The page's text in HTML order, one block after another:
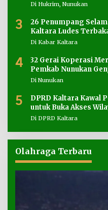
Di Hukrim, Nunukan
3
26 Penumpang
Kaltara Ludes
Di Kabar Kaltara
4
32 Gerai Koperasi
Pemkab Nunukan
Di Nunukan
5
DPRD Kaltara Kawal
untuk Buka Akses
Di DPRD Kaltara
Olahraga Terbaru